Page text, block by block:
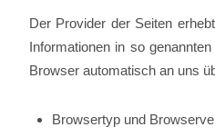
Der Provider der Seiten
Informationen in so
Browser automatisch an uns
Browsertyp und